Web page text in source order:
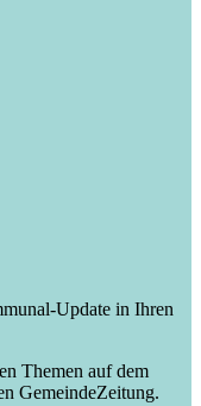
Update in Ihren
Themen auf dem
GemeindeZeitung.